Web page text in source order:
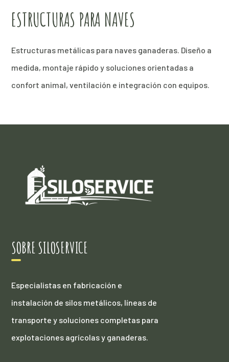
ESTRUCTURAS PARA NAVES
Estructuras metálicas para naves ganaderas. Diseño a
medida, montaje rápido y soluciones orientadas a
confort animal, ventilación e integración con equipos.
SOBRE SILOSERVICE
Especialistas en fabricación e
instalación de silos metálicos, líneas de
transporte y soluciones completas para
explotaciones agrícolas y ganaderas.